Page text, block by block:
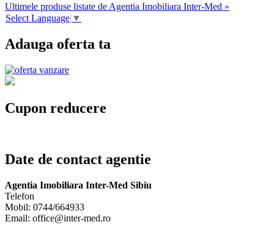
Ultimele produse listate de Agentia Imobiliara Inter-Med »
Select Language ▼
Adauga oferta ta
Cupon reducere
Date de contact agentie
Agentia Imobiliara Inter-Med Sibiu
Telefon
Mobil: 0744/664933
Email: office@inter-med.ro